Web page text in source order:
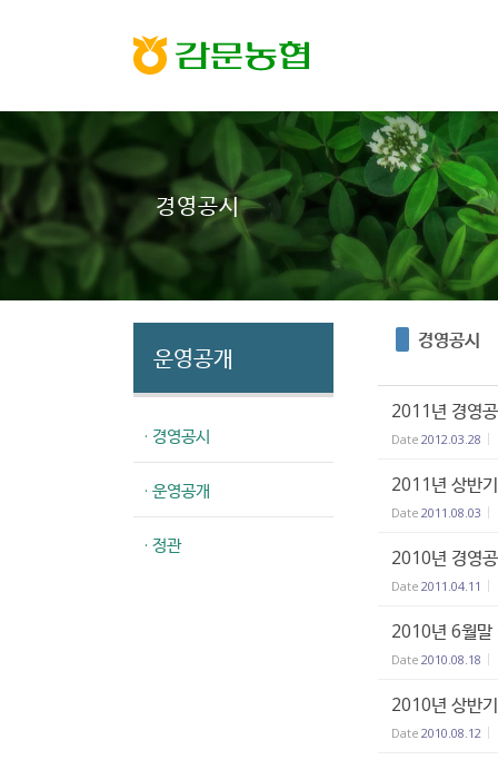
경영공시
운영공개
· 경영공시
· 운영공개
· 정관
경영공시
2011년 경영
Date 2012.03.28
2011년 상반
Date 2011.08.03
2010년 경영
Date 2011.04.11
2010년 6월말
Date 2010.08.18
2010년 상반
Date 2010.08.12